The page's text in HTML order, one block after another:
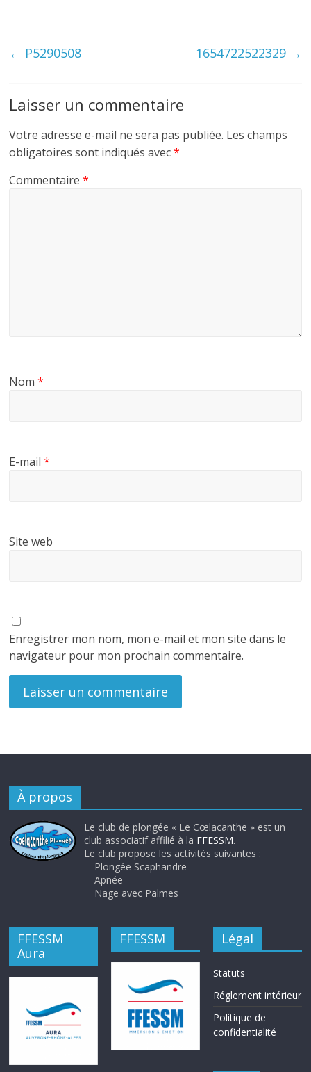
← P5290508 1654722522329 →
Laisser un commentaire
Votre adresse e-mail ne sera pas publiée. Les champs
obligatoires sont indiqués avec*
Commentaire*
Nom*
E-mail*
Site web
Enregistrer mon nom, mon e-mail et mon site dans le
navigateur pour mon prochain commentaire.
À propos
Le club de plongée « Le Cœlacanthe » est un
club associatif affilié à la FFESSM.
Le club propose les activités suivantes :
Plongée Scaphandre
Apnée
Nage avec Palmes
FFESSM
Aura
FFESSM Légal
Statuts
Réglement intérieur
Politique de
confidentialité